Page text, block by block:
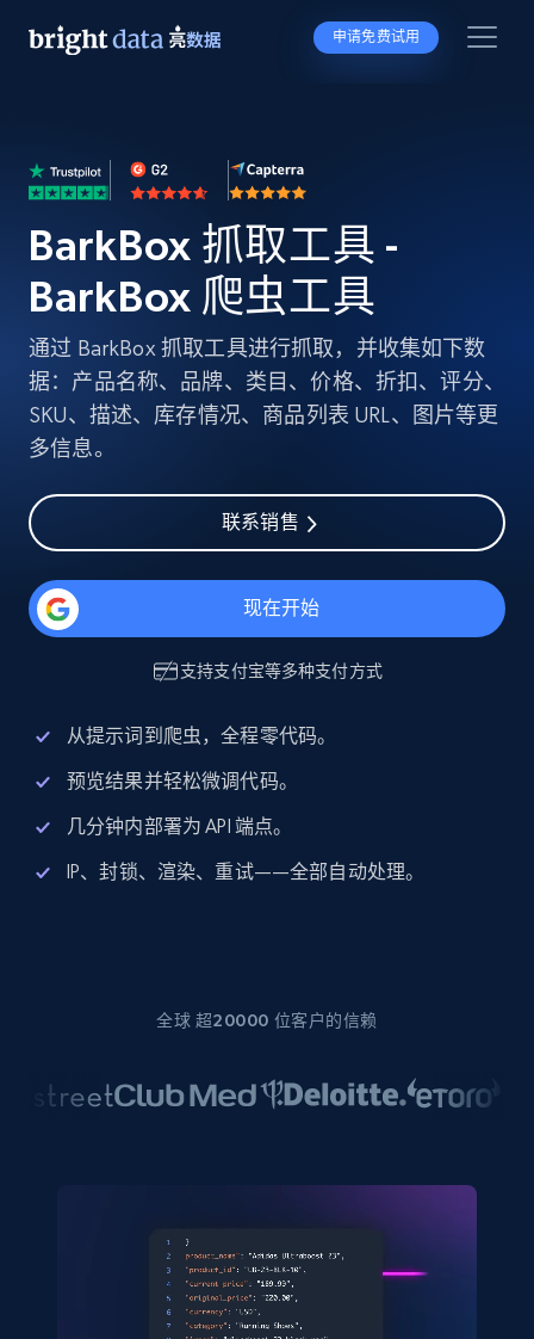
申请免费试用
BarkBox 抓取工具 -
BarkBox 爬虫工具
通过 BarkBox 抓取工具进行抓取，并收集如下数
据：产品名称、品牌、类目、价格、折扣、评分、
SKU、描述、库存情况、商品列表 URL、图片等更
多信息。
联系销售
现在开始
支持支付宝等多种支付方式
从提示词到爬虫，全程零代码。
预览结果并轻松微调代码。
几分钟内部署为 API 端点。
IP、封锁、渲染、重试——全部自动处理。
全球 超20000 位客户的信赖